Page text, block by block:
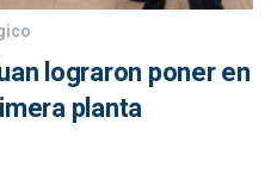
lograron poner en
planta